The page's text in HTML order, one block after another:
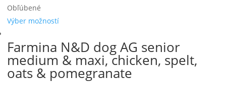
Obľúbené
Výber možností
Farmina N&D dog AG senior
medium & maxi, chicken, spelt,
oats & pomegranate